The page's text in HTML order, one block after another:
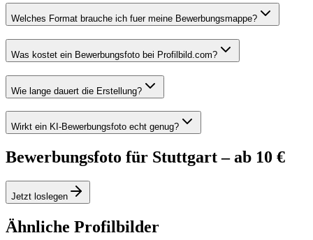
Welches Format brauche ich fuer meine Bewerbungsmappe?
Was kostet ein Bewerbungsfoto bei Profilbild.com?
Wie lange dauert die Erstellung?
Wirkt ein KI-Bewerbungsfoto echt genug?
Bewerbungsfoto für Stuttgart – ab 10 €
Jetzt loslegen
Ähnliche Profilbilder